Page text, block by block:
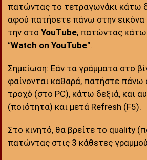
πατώντας το τετραγωνάκι κάτω
αφού πατήσετε πάνω στην
την στο YouTube, πατώντας κάτω
“Watch on YouTube“.
Σημείωση: Εάν τα γράμματα στο
φαίνονται καθαρά, πατήστε
τροχό (στο PC), κάτω δεξιά, και
(ποιότητα) και μετά Refresh (F5).
Στο κινητό, θα βρείτε το quality
πατώντας στις 3 κάθετες